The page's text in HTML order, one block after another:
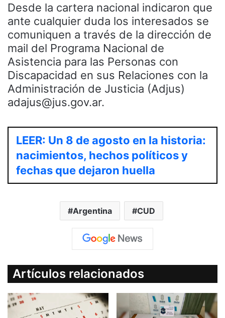
Desde la cartera nacional indicaron que
ante cualquier duda los interesados se
comuniquen a través de la dirección de
mail del Programa Nacional de
Asistencia para las Personas con
Discapacidad en sus Relaciones con la
Administración de Justicia (Adjus)
adajus@jus.gov.ar.
LEER: Un 8 de agosto en la historia:
nacimientos, hechos políticos y
fechas que dejaron huella
Argentina CUD
Artículos relacionados